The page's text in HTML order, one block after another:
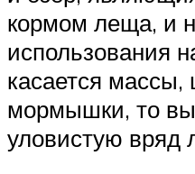
кормом леща, и
использования
касается массы,
мормышки, то
уловистую вряд